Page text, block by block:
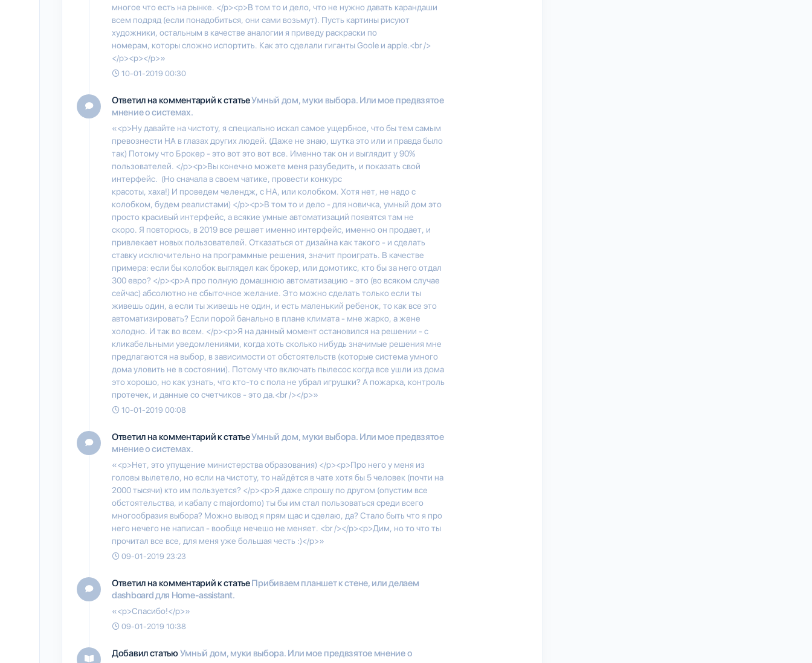
многое что есть на рынке. </p><p>В том то и дело, что не нужно давать карандаши
всем подряд (если понадобиться, они сами возьмут). Пусть картины рисуют
художники, остальным в качестве аналогии я приведу раскраски по
номерам, которы сложно испортить. Как это сделали гиганты Goole и apple.<br />
</p><p></p>»
10-01-2019 00:30
Ответил на комментарий к статьеУмный дом, муки выбора. Или мое предвзятое
мнение о системах.
«<p>Ну давайте на чистоту, я специально искал самое ущербное, что бы тем самым
превознести HA в глазах других людей. (Даже не знаю, шутка это или и правда было
так) Потому что Брокер - это вот это вот все. Именно так он и выглядит у 90%
пользователей. </p><p>Вы конечно можете меня разубедить, и показать свой
интерфейс. (Но сначала в своем чатике, провести конкурс
красоты, хаха!) И проведем челендж, с НА, или колобком. Хотя нет, не надо с
колобком, будем реалистами) </p><p>В том то и дело - для новичка, умный дом это
просто красивый интерфейс, а всякие умные автоматизаций появятся там не
скоро. Я повторюсь, в 2019 все решает именно интерфейс, именно он продает, и
привлекает новых пользователей. Отказаться от дизайна как такого - и сделать
ставку исключительно на программные решения, значит проиграть. В качестве
примера: если бы колобок выглядел как брокер, или домотикс, кто бы за него отдал
300 евро? </p><p>А про полную домашнюю автоматизацию - это (во всяком случае
сейчас) абсолютно не сбыточное желание. Это можно сделать только если ты
живешь один, а если ты живешь не один, и есть маленький ребенок, то как все это
автоматизировать? Если порой банально в плане климата - мне жарко, а жене
холодно. И так во всем. </p><p>Я на данный момент остановился на решении - с
кликабельными уведомлениями, когда хоть сколько нибудь значимые решения мне
предлагаются на выбор, в зависимости от обстоятельств (которые система умного
дома уловить не в состоянии). Потому что включать пылесос когда все ушли из дома
это хорошо, но как узнать, что кто-то с пола не убрал игрушки? А пожарка, контроль
протечек, и данные со счетчиков - это да.<br /></p>»
10-01-2019 00:08
Ответил на комментарий к статьеУмный дом, муки выбора. Или мое предвзятое
мнение о системах.
«<p>Нет, это упущение министерства образования) </p><p>Про него у меня из
головы вылетело, но если на чистоту, то найдётся в чате хотя бы 5 человек (почти на
2000 тысячи) кто им пользуется? </p><p>Я даже спрошу по другом (опустим все
обстоятельства, и кабалу с majordomo) ты бы им стал пользоваться среди всего
многообразия выбора? Можно вывод я прям щас и сделаю, да? Стало быть что я про
него нечего не написал - вообще нечешо не меняет. <br /></p><p>Дим, но то что ты
прочитал все все, для меня уже большая честь :)</p>»
09-01-2019 23:23
Ответил на комментарий к статьеПрибиваем планшет к стене, или делаем
dashboard для Home-assistant.
«<p>Спасибо!</p>»
09-01-2019 10:38
Добавил статьюУмный дом, муки выбора. Или мое предвзятое мнение о